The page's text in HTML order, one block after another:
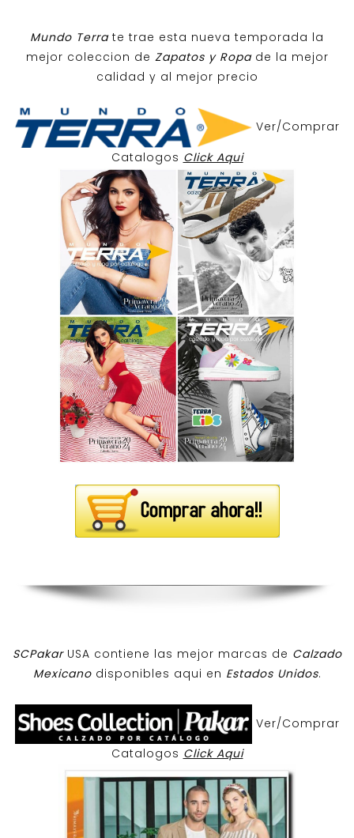
Mundo Terra te trae esta nueva temporada la
mejor coleccion de Zapatos y Ropa de la mejor
calidad y al mejor precio
Ver/Comprar
Catalogos Click Aqui
SCPakar USA contiene las mejor marcas de Calzado
Mexicanodisponibles aqui en Estados Unidos.
Ver/Comprar
Catalogos Click Aqui